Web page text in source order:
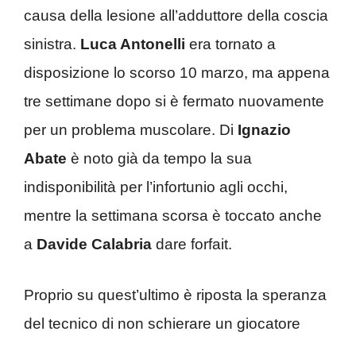
causa della lesione all’adduttore della coscia
sinistra. Luca Antonelli era tornato a
disposizione lo scorso 10 marzo, ma appena
tre settimane dopo si è fermato nuovamente
per un problema muscolare. Di Ignazio
Abate è noto già da tempo la sua
indisponibilità per l’infortunio agli occhi,
mentre la settimana scorsa è toccato anche
a Davide Calabria dare forfait.
Proprio su quest’ultimo è riposta la speranza
del tecnico di non schierare un giocatore